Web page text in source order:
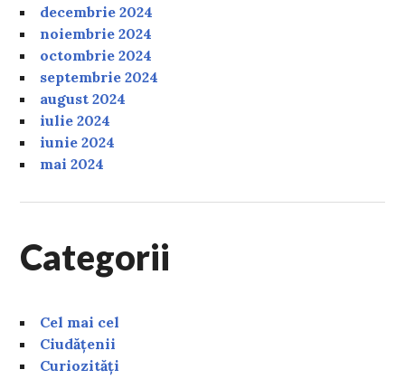
decembrie 2024
noiembrie 2024
octombrie 2024
septembrie 2024
august 2024
iulie 2024
iunie 2024
mai 2024
Categorii
Cel mai cel
Ciudățenii
Curiozități